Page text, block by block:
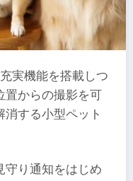
実機能を搭載しつ
置からの撮影を可
する小型ペット
守り通知をはじめ